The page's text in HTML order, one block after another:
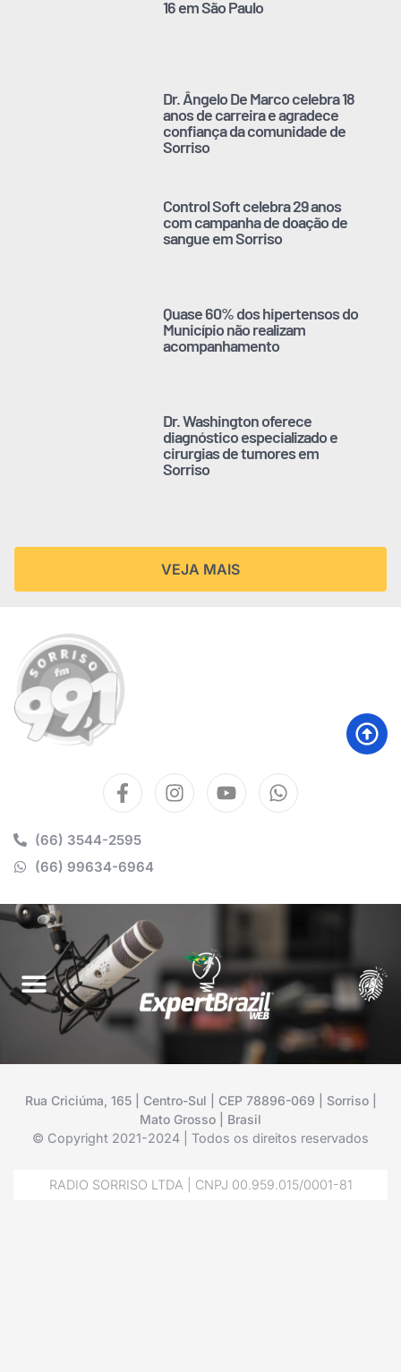
16 em São Paulo
Dr. Ângelo De Marco celebra 18
anos de carreira e agradece
confiança da comunidade de
Sorriso
Control Soft celebra 29 anos
com campanha de doação de
sangue em Sorriso
Quase 60% dos hipertensos do
Município não realizam
acompanhamento
Dr. Washington oferece
diagnóstico especializado e
cirurgias de tumores em
Sorriso
VEJA MAIS
(66) 3544-2595
(66) 99634-6964
Rua Criciúma, 165 | Centro-Sul | CEP 78896-069 | Sorriso |
Mato Grosso | Brasil
© Copyright 2021-2024 | Todos os direitos reservados
RADIO SORRISO LTDA | CNPJ 00.959.015/0001-81